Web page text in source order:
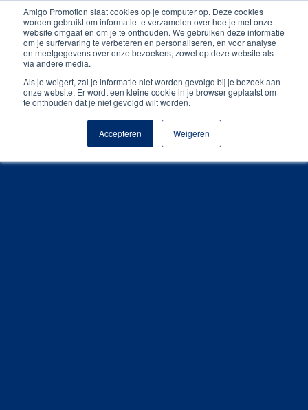
Amigo Promotion slaat cookies op je computer op. Deze cookies
worden gebruikt om informatie te verzamelen over hoe je met onze
website omgaat en om je te onthouden. We gebruiken deze informatie
om je surfervaring te verbeteren en personaliseren, en voor analyse
en meetgegevens over onze bezoekers, zowel op deze website als
via andere media.
Als je weigert, zal je informatie niet worden gevolgd bij je bezoek aan
onze website. Er wordt een kleine cookie in je browser geplaatst om
te onthouden dat je niet gevolgd wilt worden.
Accepteren Weigeren
Unieke producten
Gratis digitale drukproef